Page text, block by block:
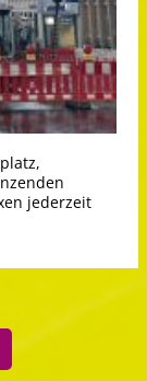
jederzeit